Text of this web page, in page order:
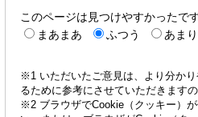
このページは見つけやすかったで
まあまあ
ふつう あまり
※1 いただいたご意見は、より分か
るために参考にさせていただきます
※2 ブラウザでCookie（クッキー）